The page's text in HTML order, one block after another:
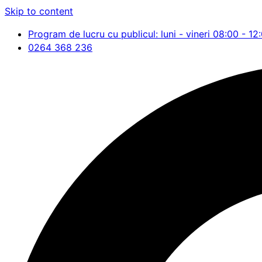
Skip to content
Program de lucru cu publicul: luni - vineri 08:00 -
0264 368 236